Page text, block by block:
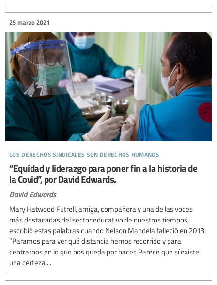
los derechos sindicales son derechos humanos
25 marzo 2021
“Equidad y liderazgo para poner fin a la historia de
la Covid”, por David Edwards.
David Edwards
Mary Hatwood Futrell, amiga, compañera y una de las voces
más destacadas del sector educativo de nuestros tiempos,
escribió estas palabras cuando Nelson Mandela falleció en 2013:
“Paramos para ver qué distancia hemos recorrido y para
centrarnos en lo que nos queda por hacer. Parece que sí existe
una certeza,...